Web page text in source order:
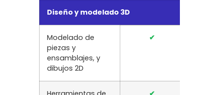
Diseño y modelado 3D
Modelado de
piezas y
ensamblajes, y
dibujos 2D
✔